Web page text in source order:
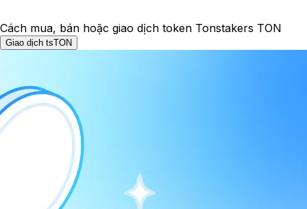
Cách mua, bán hoặc giao dịch token Tonstakers TON
Giao dịch tsTON